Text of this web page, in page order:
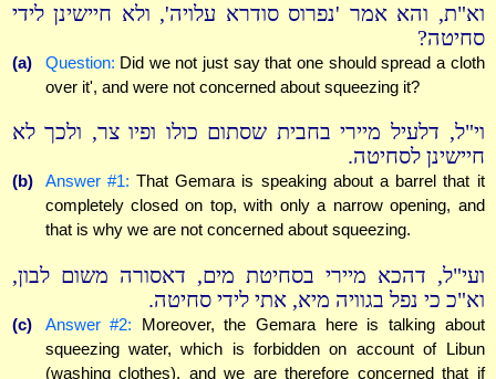
וא"ת, והא אמר 'נפרוס סודרא עלויה', ולא חיישינן לידי
סחיטה?
(a) Question: Did we not just say that one should spread a cloth
over it', and were not concerned about squeezing it?
וי"ל, דלעיל מיירי בחבית שסתום כולו ופיו צר, ולכך לא
חיישינן לסחיטה.
(b) Answer #1: That Gemara is speaking about a barrel that it
completely closed on top, with only a narrow opening, and
that is why we are not concerned about squeezing.
ועי"ל, דהכא מיירי בסחיטת מים, דאסורה משום לבון,
וא"כ כי נפל בגוויה מיא, אתי לידי סחיטה.
(c) Answer #2: Moreover, the Gemara here is talking about
squeezing water, which is forbidden on account of Libun
(washing clothes), and we are therefore concerned that if